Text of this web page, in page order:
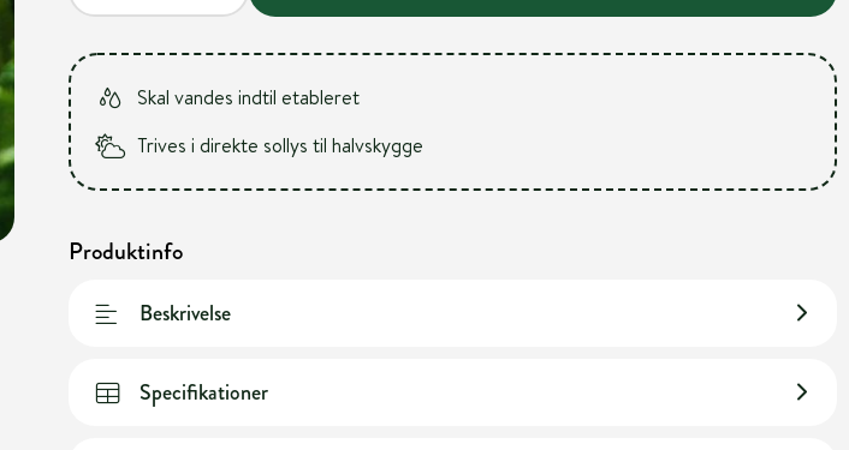
Skal vandes indtil etableret
Trives i direkte sollys til halvskygge
Produktinfo
Beskrivelse
Specifikationer